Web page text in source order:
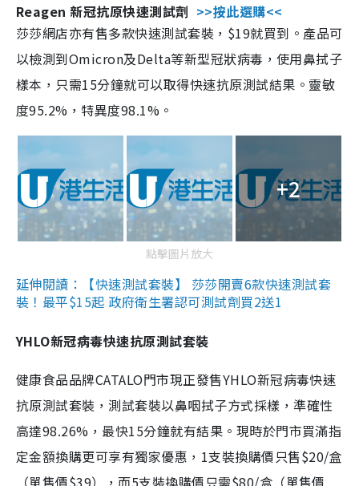
Reagen 新冠抗原快速測試劑 >>按此選購<<
莎莎網店亦有售多款快速測試套裝，$19就買到。產品可
以檢測到Omicron及Delta等新型冠狀病毒，使用鼻拭子
樣本，只需15分鐘就可以取得快速抗原測試結果。靈敏
度95.2%，特異度98.1%。
+2
點擊圖片放大
延伸閱讀：【快速測試套裝】 莎莎開賣6款快速測試套
裝！最平$15起 政府衛生署認可測試劑買2送1
YHLO新冠病毒快速抗原測試套裝
健康食品品牌CATALO門市現正發售YHLO新冠病毒快速
抗原測試套裝，測試套裝以鼻咽拭子方式採樣，準確性
高達98.26%，最快15分鐘就有結果。現時於門市買滿指
定金額換購更可享有獨家優惠，1支裝換購價只售$20/盒
（單售價$39），而5支裝換購價只需$80/盒（單售價